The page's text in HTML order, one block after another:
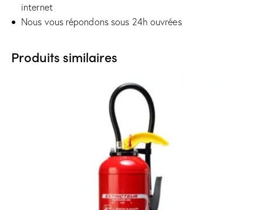
internet
Nous vous répondons sous 24h ouvrées
Produits similaires